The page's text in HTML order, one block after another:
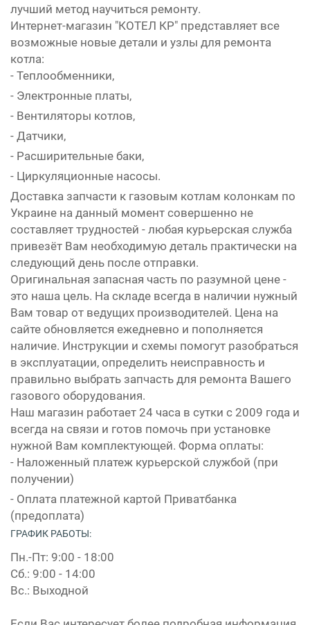
лучший метод научиться ремонту.
Интернет-магазин "КОТЕЛ КР" представляет все
возможные новые детали и узлы для ремонта
котла:
- Теплообменники,
- Электронные платы,
- Вентиляторы котлов,
- Датчики,
- Расширительные баки,
- Циркуляционные насосы.
Доставка запчасти к газовым котлам колонкам по
Украине на данный момент совершенно не
составляет трудностей - любая курьерская служба
привезёт Вам необходимую деталь практически на
следующий день после отправки.
Оригинальная запасная часть по разумной цене -
это наша цель. На складе всегда в наличии нужный
Вам товар от ведущих производителей. Цена на
сайте обновляется ежедневно и пополняется
наличие. Инструкции и схемы помогут разобраться
в эксплуатации, определить неисправность и
правильно выбрать запчасть для ремонта Вашего
газового оборудования.
Наш магазин работает 24 часа в сутки с 2009 года и
всегда на связи и готов помочь при установке
нужной Вам комплектующей. Форма оплаты:
- Наложенный платеж курьерской службой (при
получении)
- Оплата платежной картой Приватбанка
(предоплата)
ГРАФИК РАБОТЫ:
Пн.-Пт: 9:00 - 18:00
Сб.: 9:00 - 14:00
Вс.: Выходной